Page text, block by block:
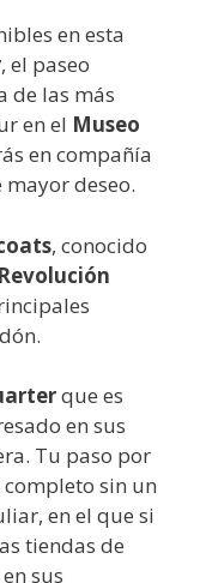
en esta
, el paseo
de las más
en el Museo
en compañía
deseo.
, conocido
Revolución
que es
en sus
Tu paso por
sin un
en el que si
tiendas de
sus